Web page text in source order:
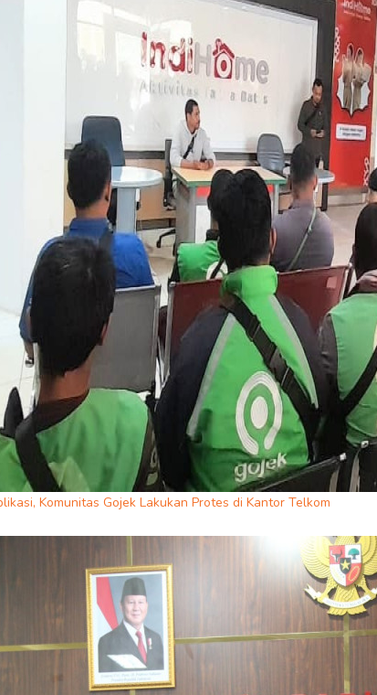
Komunitas Gojek Lakukan Protes di Kantor Telkom